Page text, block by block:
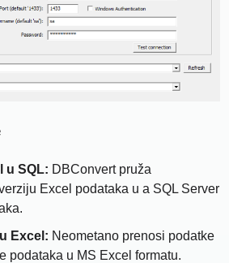
u SQL: DBConvert pruža
Excel podataka u a SQL Server
Excel: Neometano prenosi podatke
podataka u MS Excel formatu.